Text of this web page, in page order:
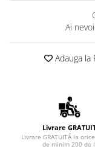
Ai
Adauga la
Livrare
Livrare GRATUITĂ la
de minim 200 de